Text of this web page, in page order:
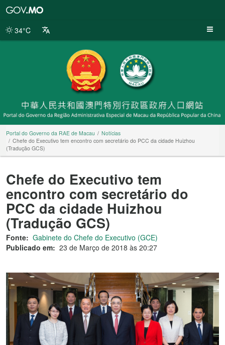
da
34°C
Portal do Governo da RAE de Macau
Notícias
Chefe do Executivo tem encontro com secretário do PCC da cidade Huizhou
(Tradução GCS)
Chefe do Executivo tem
encontro com secretário do
PCC da cidade Huizhou
(Tradução GCS)
Fonte: Gabinete do Chefe do Executivo (GCE)
Publicado em: 23 de Março de 2018 às 20:27